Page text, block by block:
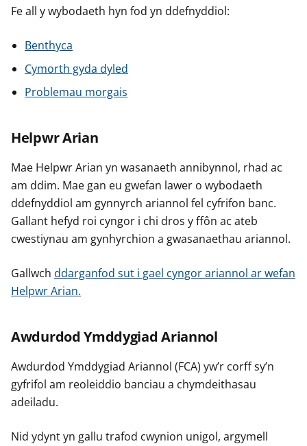
Fe all y wybodaeth hyn fod yn ddefnyddiol:
Benthyca
Cymorth gyda dyled
Problemau morgais
Helpwr Arian
Mae Helpwr Arian yn wasanaeth annibynnol, rhad ac
am ddim. Mae gan eu gwefan lawer o wybodaeth
ddefnyddiol am gynnyrch ariannol fel cyfrifon banc.
Gallant hefyd roi cyngor i chi dros y ffôn ac ateb
cwestiynau am gynhyrchion a gwasanaethau ariannol.
Gallwch ddarganfod sut i gael cyngor ariannol ar wefan
Helpwr Arian.
Awdurdod Ymddygiad Ariannol
Awdurdod Ymddygiad Ariannol (FCA) yw’r corff sy’n
gyfrifol am reoleiddio banciau a chymdeithasau
adeiladu.
Nid ydynt yn gallu trafod cwynion unigol, argymell